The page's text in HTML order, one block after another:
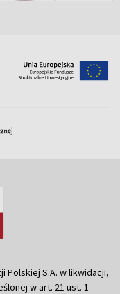
Polskiej S.A. w likwidacji,
w art. 21 ust. 1